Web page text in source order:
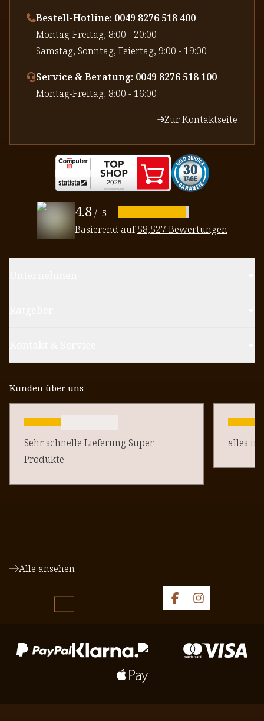
Bestell-Hotline: 0049 8276 518 400
⁠Montag-Freitag, 8:00 - 20:00
⁠Samstag, Sonntag, Feiertag, 9:00 - 19:00
Service & Beratung: 0049 8276 518 100
⁠Montag-Freitag, 8:00 - 16:00
Zur Kontaktseite
4.8 / 5
Basierend auf58,527 Bewertungen
Kunden über uns
Sehr schnelle Lieferung Super
Produkte
alles in
Alle ansehen